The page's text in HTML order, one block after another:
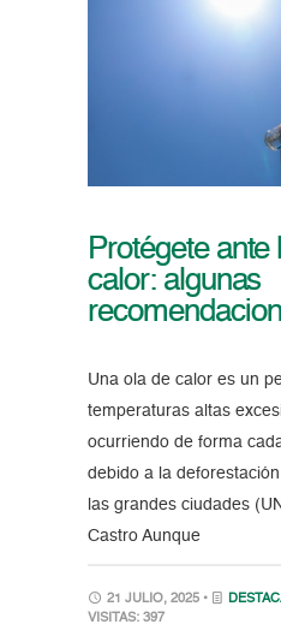
Protégete ante
calor: algunas
Una ola de calor es un
temperaturas altas
ocurriendo de forma
debido a la
las grandes ciudades
Castro Aunque
21 JULIO, 2025 •
VISITAS: 397